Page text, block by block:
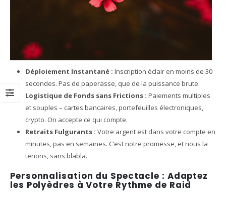
Déploiement Instantané : Inscription éclair en moins de 30
secondes. Pas de paperasse, que de la puissance brute.
Logistique de Fonds sans Frictions : Paiements multiples
et souples – cartes bancaires, portefeuilles électroniques,
crypto. On accepte ce qui compte.
Retraits Fulgurants : Votre argent est dans votre compte en
minutes, pas en semaines. C’est notre promesse, et nous la
tenons, sans blabla.
Personnalisation du Spectacle : Adaptez
les Polyèdres à Votre Rythme de Raid